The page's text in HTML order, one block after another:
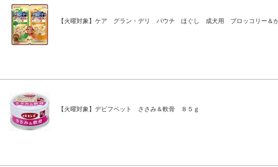
【火曜対象】ケア グラン・デリ パウチ ほぐし 成犬用 ブロッコリー＆
【火曜対象】デビフペット ささみ＆軟骨 ８５ｇ